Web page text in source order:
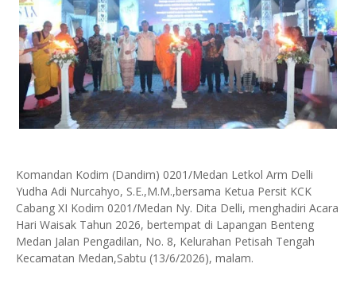
Komandan Kodim (Dandim) 0201/Medan Letkol Arm Delli
Yudha Adi Nurcahyo, S.E.,M.M.,bersama Ketua Persit KCK
Cabang XI Kodim 0201/Medan Ny. Dita Delli, menghadiri Acara
Hari Waisak Tahun 2026, bertempat di Lapangan Benteng
Medan Jalan Pengadilan, No. 8, Kelurahan Petisah Tengah
Kecamatan Medan,Sabtu (13/6/2026), malam.